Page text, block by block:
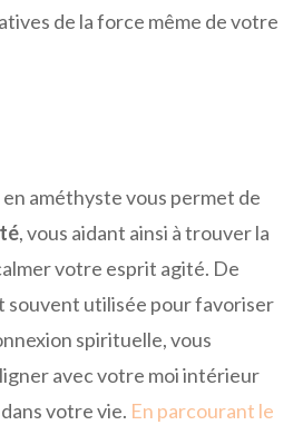
de la force même de votre
améthyste vous permet de
, vous aidant ainsi à trouver la
votre esprit agité. De
souvent utilisée pour favoriser
spirituelle, vous
avec votre moi intérieur
votre vie. En parcourant le